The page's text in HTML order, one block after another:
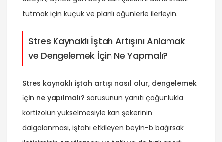
tutmak için küçük ve planlı öğünlerle ilerleyin.
Stres Kaynaklı İştah Artışını Anlamak
ve Dengelemek İçin Ne Yapmalı?
Stres kaynaklı i̇ştah artışı nasıl olur, dengelemek
i̇çin ne yapılmalı? sorusunun yanıtı çoğunlukla
kortizolün yükselmesiyle kan şekerinin
dalgalanması, iştahı etkileyen beyin-b bağırsak